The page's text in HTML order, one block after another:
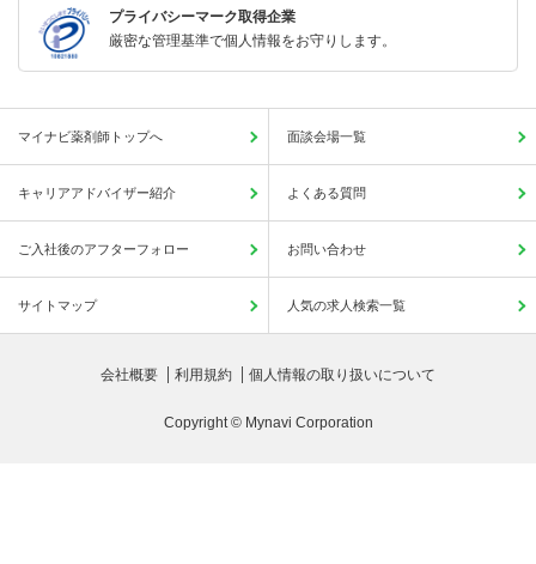
プライバシーマーク取得企業
厳密な管理基準で個人情報をお守りします。
マイナビ薬剤師トップへ 面談会場一覧
キャリアアドバイザー紹介 よくある質問
ご入社後のアフターフォロー お問い合わせ
サイトマップ 人気の求人検索一覧
会社概要 利用規約 個人情報の取り扱いについて
Copyright © Mynavi Corporation